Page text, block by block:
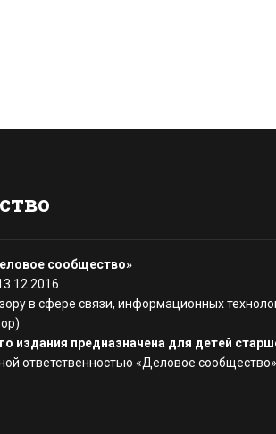
сообщество»
в сфере связи, информационных
издания предназначена для детей
ответственностью «Деловое сообщество»